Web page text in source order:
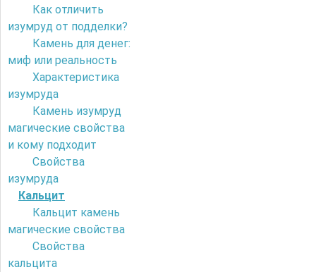
Как отличить
изумруд от подделки?
Камень для денег:
миф или реальность
Характеристика
изумруда
Камень изумруд
магические свойства
и кому подходит
Свойства
изумруда
Кальцит
Кальцит камень
магические свойства
Свойства
кальцита